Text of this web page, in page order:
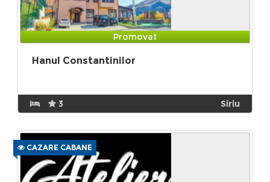
Promovat
Hanul Constantinilor
3 Siriu
CAZARE CABANE